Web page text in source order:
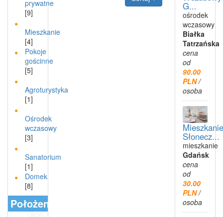
prywatne
[9]
Mieszkanie
[4]
Pokoje
gościnne
[5]
Agroturystyka
[1]
Ośrodek
wczasowy
[3]
Sanatorium
[1]
Domek
[8]
Położenie
Ukryj
G...
ośrodek
wczasowy
Białka
Tatrzańska
cena
od
90.00
PLN/
osoba
Mieszkanie
Słonecz...
mieszkanie
Gdańsk
cena
od
30.00
PLN/
osoba